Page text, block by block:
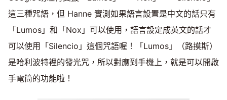
這三種咒語，但 Hanne 實測如果語言設置是中文的話只有
「Lumos」和「Nox」可以使用，語言設定成英文的話才
可以使用「Silencio」這個咒語喔！「Lumos」（路摸斯）
是哈利波特裡的發光咒，所以對應到手機上，就是可以開啟
手電筒的功能啦！